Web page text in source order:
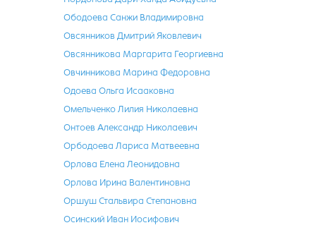
Ободоева Санжи Владимировна
Овсянников Дмитрий Яковлевич
Овсянникова Маргарита Георгиевна
Овчинникова Марина Федоровна
Одоева Ольга Исааковна
Омельченко Лилия Николаевна
Онтоев Александр Николаевич
Орбодоева Лариса Матвеевна
Орлова Елена Леонидовна
Орлова Ирина Валентиновна
Оршуш Стальвира Степановна
Осинский Иван Иосифович